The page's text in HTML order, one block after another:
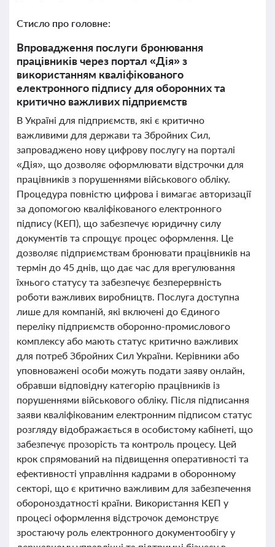
Стисло про головне:
Впровадження послуги бронювання
працівників через портал «Дія» з
використанням кваліфікованого
електронного підпису для оборонних та
критично важливих підприємств
В Україні для підприємств, які є критично
важливими для держави та Збройних Сил,
запроваджено нову цифрову послугу на порталі
«Дія», що дозволяє оформлювати відстрочки для
працівників з порушеннями військового обліку.
Процедура повністю цифрова і вимагає авторизації
за допомогою кваліфікованого електронного
підпису (КЕП), що забезпечує юридичну силу
документів та спрощує процес оформлення. Це
дозволяє підприємствам бронювати працівників на
термін до 45 днів, що дає час для врегулювання
їхнього статусу та забезпечує безперервність
роботи важливих виробництв. Послуга доступна
лише для компаній, які включені до Єдиного
переліку підприємств оборонно-промислового
комплексу або мають статус критично важливих
для потреб Збройних Сил України. Керівники або
уповноважені особи можуть подати заяву онлайн,
обравши відповідну категорію працівників із
порушеннями військового обліку. Після підписання
заяви кваліфікованим електронним підписом статус
розгляду відображається в особистому кабінеті, що
забезпечує прозорість та контроль процесу. Цей
крок спрямований на підвищення оперативності та
ефективності управління кадрами в оборонному
секторі, що є критично важливим для забезпечення
обороноздатності країни. Використання КЕП у
процесі оформлення відстрочок демонструє
зростаючу роль електронного документообігу у